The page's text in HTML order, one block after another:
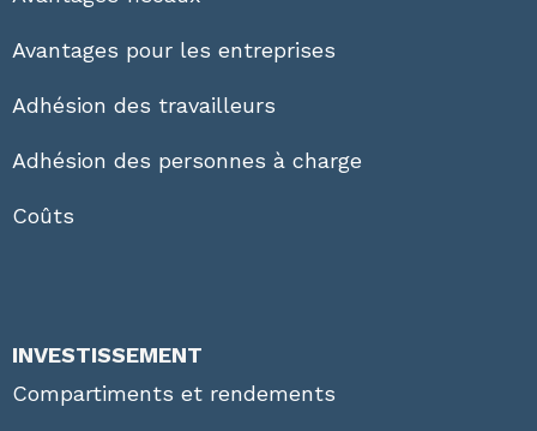
Avantages pour les entreprises
Adhésion des travailleurs
Adhésion des personnes à charge
Coûts
INVESTISSEMENT
Compartiments et rendements